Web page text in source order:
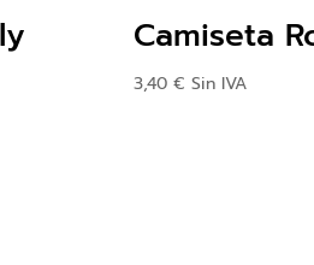
Camiseta
3,40€ Sin IVA